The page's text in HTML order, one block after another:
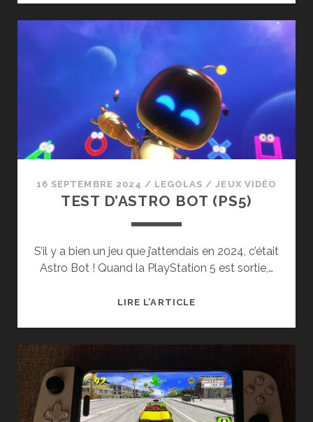
PS5
16 SEPTEMBRE 2024 / LEGOLAS /JEUX VIDÉO
TEST D’ASTRO BOT (PS5)
S’il y a bien un jeu que j’attendais en 2024, c’était
Astro Bot ! Quand la PlayStation 5 est sortie,…
LIRE L’ARTICLETEST